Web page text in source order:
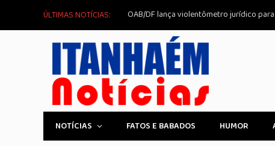
ÚLTIMAS NOTÍCIAS:
NOTÍCIAS FATOS E BABADOS HUMOR